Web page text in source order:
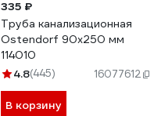
335 ₽
Труба канализационная
Ostendorf 90х250 мм
114010
4.8(445) 16077612
В корзину